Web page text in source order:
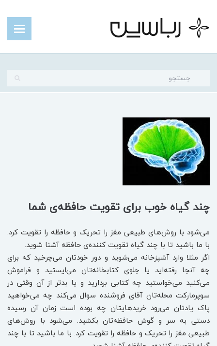
چند گیاه خوب برای تقویت حافظه‌ی شما
می‌شود با روش‌های طبیعی مغز را تحریک و حافظه را تقویت کرد.
با ما باشید تا با چند گیاه تقویت کننده‌ی حافظه آشنا شوید.
اگر مثلا وارد آشپزخانه می‌شوید و دور خودتان می‌چرخید که برای
چه آنجا رفته‌اید یا جلوی کتابخانه‌تان می‌ایستید و فراموش
می‌کنید می‌خواستید چه کتابی بردارید و یا بدتر از آن وقتی در
سوپرمارکت محله‌تان آقای فروشنده سوال می‌کند چه می‌خواهید
پاک یادتان می‌رود خریدهایتان چه بوده است زمان آن رسیده
دستی به سر و گوش حافظه‌تان بکشید. می‌شود با روش‌های
طبیعی مغز را تحریک و حافظه را تقویت کرد. با ما باشید تا با چند